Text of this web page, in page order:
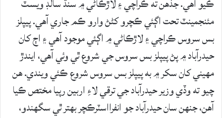
ڪيو آهي. جڏهن ته ڪراچي ۽ لاڙڪاڻي ۾ سنڌ سالڊ ويسٽ
مئنجمينٽ تحت اڳئي ڪچرو کڻڻ وارو ڪم جاري آهي. پيپلز
بس سروس ڪراچي ۽ لاڙڪاڻي ۾ اڳئي موجود آهي ۽ اڄ کان
حيدرآباد ۾ پڻ پيپلز بس سروس جي شروع ٿي وئي آهي، ايندڙ
مهيني کان سکر ۾ به پيپلز بس سروس شروع ڪئي ويندي. هن
چيو ته وڏي وزير حيدرآباد جي ترقي لاءِ اربين رپيا مختص ڪيا
آهن، جنهن سان حيدرآباد جو انفرااسٽرڪچر بهتر ٿي سگهندو،